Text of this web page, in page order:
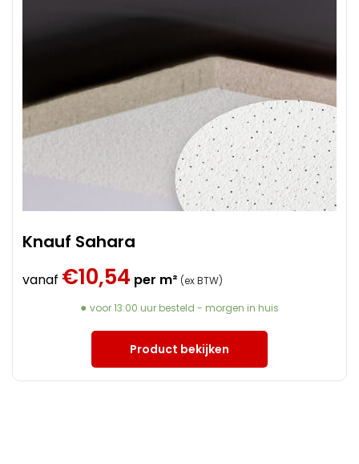
Knauf Sahara
vanaf €10,54 per m² (ex BTW)
voor 13:00 uur besteld - morgen in huis
Product bekijken